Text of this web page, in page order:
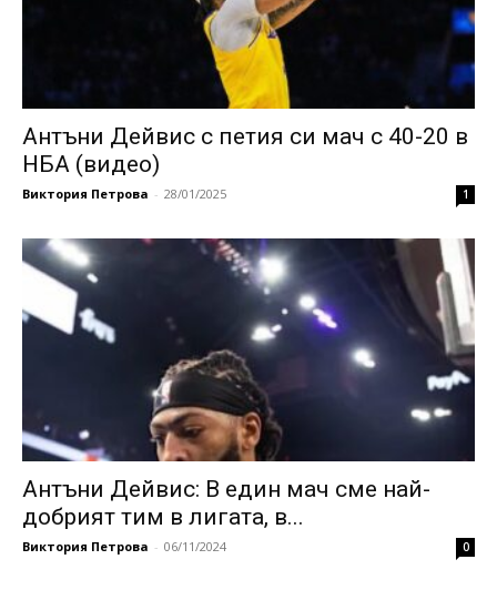
Антъни Дейвис с петия си мач с 40-20 в
НБА (видео)
Виктория Петрова - 28/01/2025 1
Антъни Дейвис: В един мач сме най-
добрият тим в лигата, в...
Виктория Петрова - 06/11/2024 0